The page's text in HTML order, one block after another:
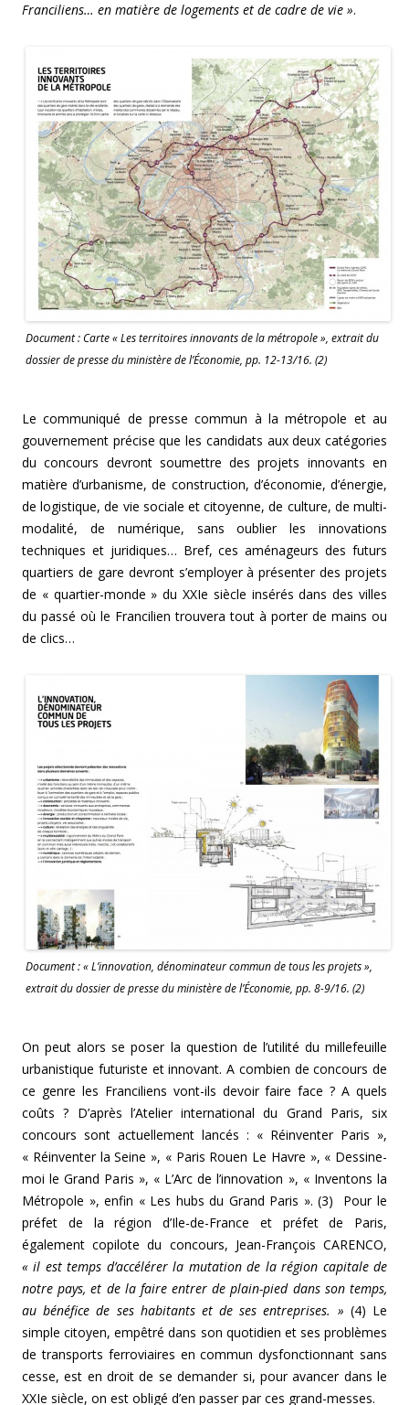
Franciliens… en matière de logements et de cadre de vie ».
Document : Carte « Les territoires innovants de la métropole », extrait du
dossier de presse du ministère de l’Économie, pp. 12-13/16. (2)
Le communiqué de presse commun à la métropole et au
gouvernement précise que les candidats aux deux catégories
du concours devront soumettre des projets innovants en
matière d’urbanisme, de construction, d’économie, d’énergie,
de logistique, de vie sociale et citoyenne, de culture, de multi-
modalité, de numérique, sans oublier les innovations
techniques et juridiques… Bref, ces aménageurs des futurs
quartiers de gare devront s’employer à présenter des projets
de « quartier-monde » du XXIe siècle insérés dans des villes
du passé où le Francilien trouvera tout à porter de mains ou
de clics…
Document : « L’innovation, dénominateur commun de tous les projets »,
extrait du dossier de presse du ministère de l’Économie, pp. 8-9/16. (2)
On peut alors se poser la question de l’utilité du millefeuille
urbanistique futuriste et innovant. A combien de concours de
ce genre les Franciliens vont-ils devoir faire face ? A quels
coûts ? D’après l’Atelier international du Grand Paris, six
concours sont actuellement lancés : « Réinventer Paris »,
« Réinventer la Seine », « Paris Rouen Le Havre », « Dessine-
moi le Grand Paris », « L’Arc de l’innovation », « Inventons la
Métropole », enfin « Les hubs du Grand Paris ». (3) Pour le
préfet de la région d’Ile-de-France et préfet de Paris,
également copilote du concours, Jean-François CARENCO,
« il est temps d’accélérer la mutation de la région capitale de
notre pays, et de la faire entrer de plain-pied dans son temps,
au bénéfice de ses habitants et de ses entreprises. » (4) Le
simple citoyen, empêtré dans son quotidien et ses problèmes
de transports ferroviaires en commun dysfonctionnant sans
cesse, est en droit de se demander si, pour avancer dans le
XXIe siècle, on est obligé d’en passer par ces grand-messes.